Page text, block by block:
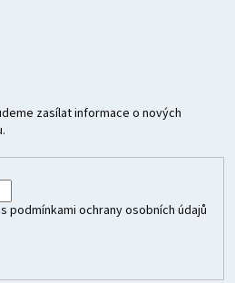
zasílat informace o nových
podmínkami ochrany osobních údajů